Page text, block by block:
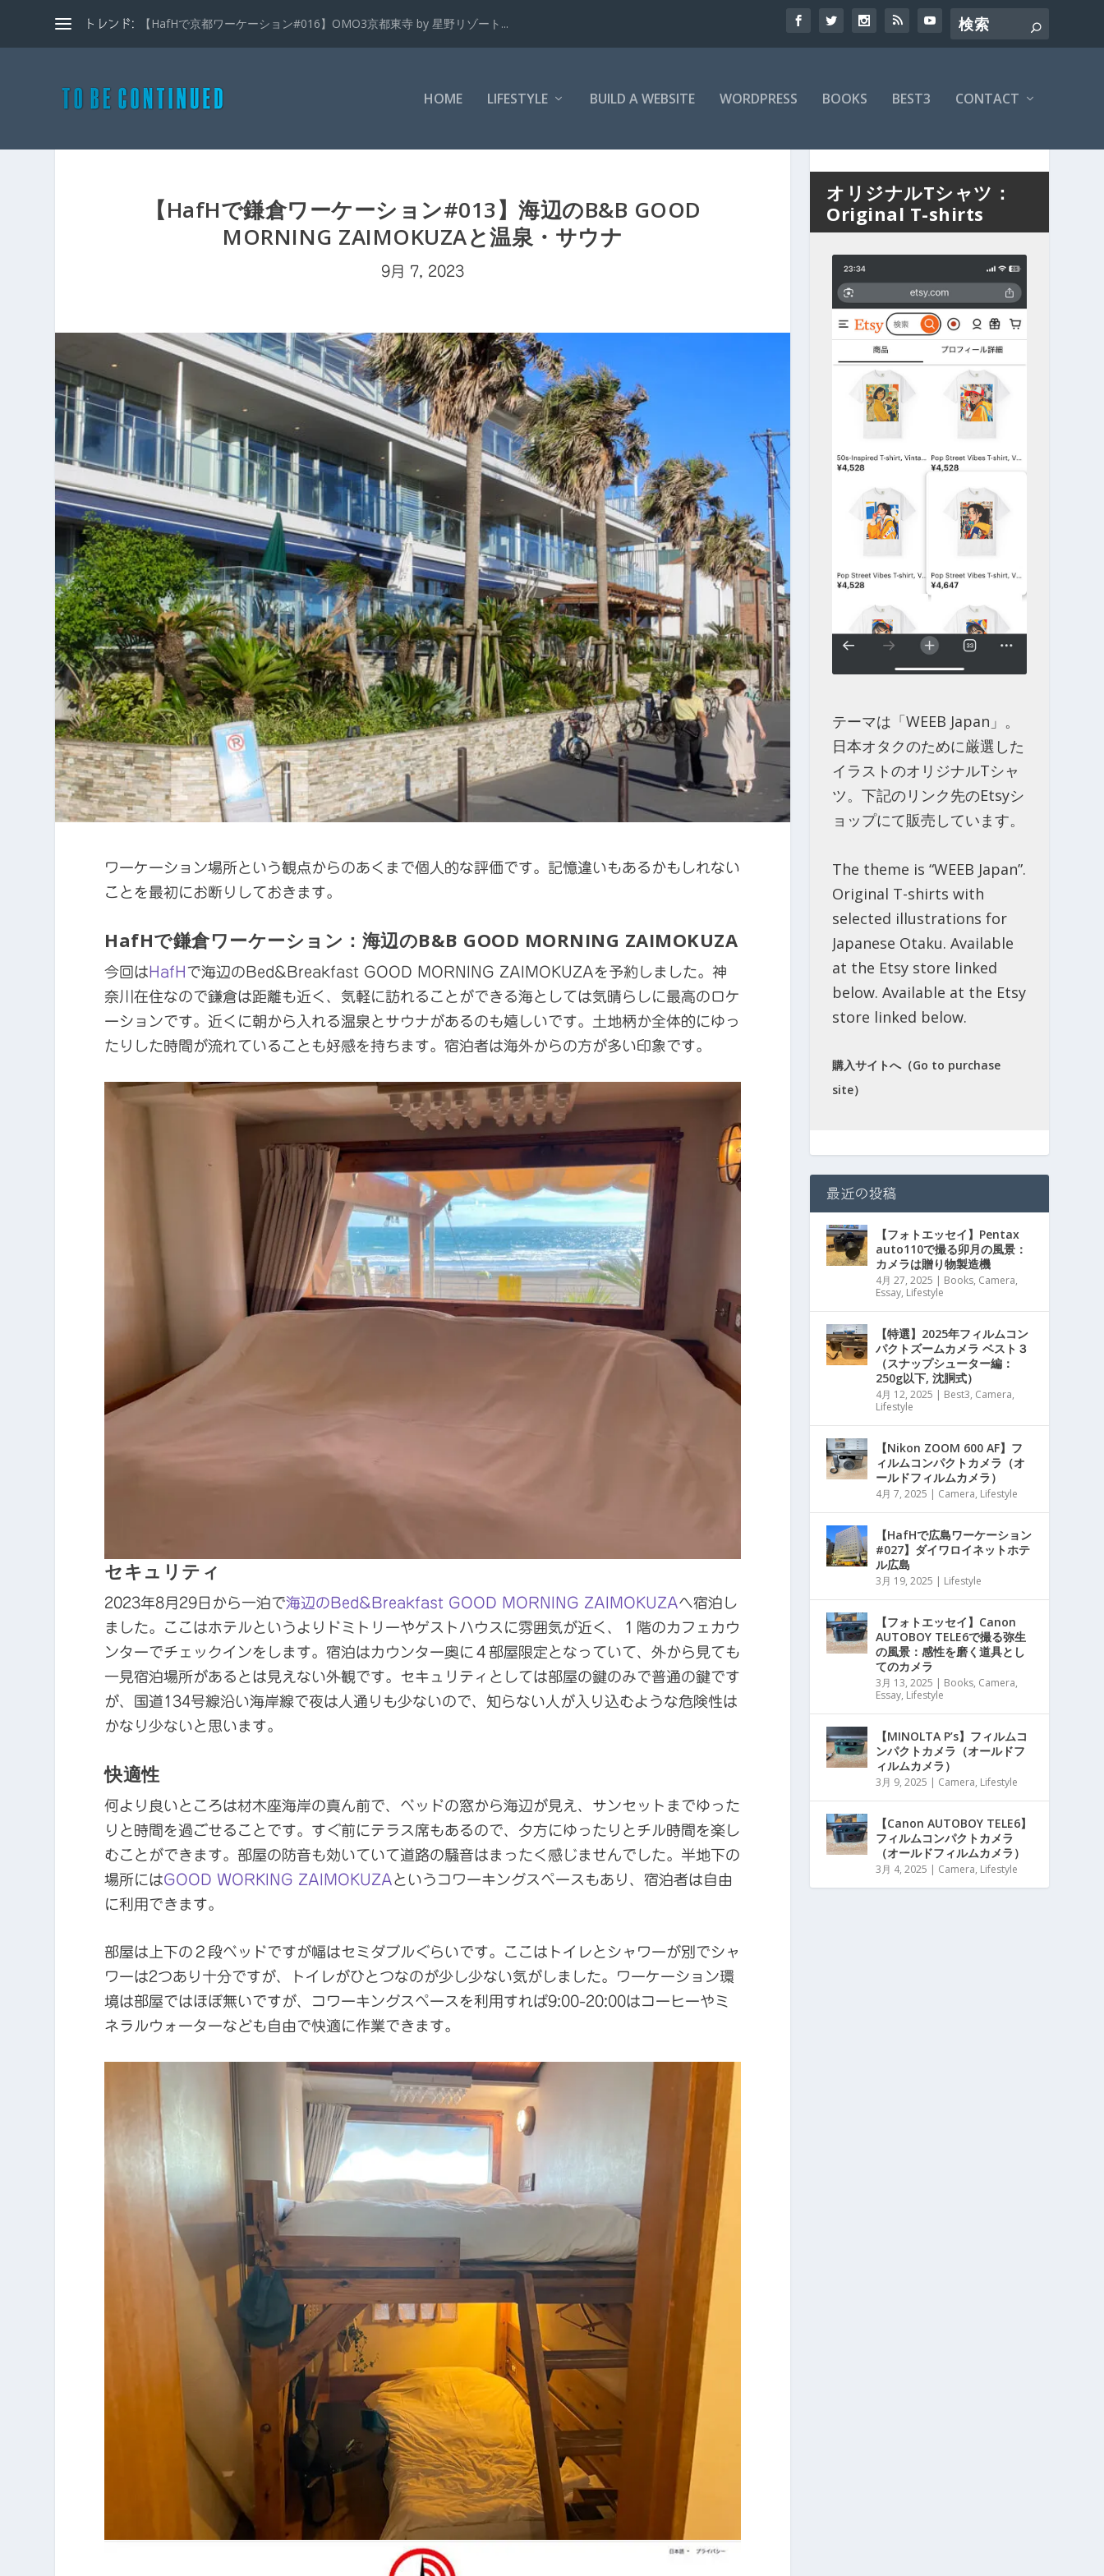
トレンド: 【HafHで京都ワーケーション#016】OMO3京都東寺 by 星野リゾート...
HOME LIFESTYLE BUILD A WEBSITE WORDPRESS BOOKS BEST3 CONTACT
【HafHで鎌倉ワーケーション#013】海辺のB&B GOOD
MORNING ZAIMOKUZAと温泉・サウナ
9月 7, 2023
ワーケーション場所という観点からのあくまで個人的な評価です。記憶違いもあるかもしれない
ことを最初にお断りしておきます。
HafHで鎌倉ワーケーション：海辺のB&B GOOD MORNING ZAIMOKUZA
今回は HafH で海辺のBed&Breakfast GOOD MORNING ZAIMOKUZAを予約しました。神
奈川在住なので鎌倉は距離も近く、気軽に訪れることができる海としては気晴らしに最高のロケ
ーションです。近くに朝から入れる温泉とサウナがあるのも嬉しいです。土地柄か全体的にゆっ
たりした時間が流れていることも好感を持ちます。宿泊者は海外からの方が多い印象です。
セキュリティ
2023年8月29日から一泊で海辺のBed&Breakfast GOOD MORNING ZAIMOKUZAへ宿泊し
ました。ここはホテルというよりドミトリーやゲストハウスに雰囲気が近く、１階のカフェカウ
ンターでチェックインをします。宿泊はカウンター奥に４部屋限定となっていて、外から見ても
一見宿泊場所があるとは見えない外観です。セキュリティとしては部屋の鍵のみで普通の鍵です
が、国道134号線沿い海岸線で夜は人通りも少ないので、知らない人が入り込むような危険性は
かなり少ないと思います。
快適性
何より良いところは材木座海岸の真ん前で、ベッドの窓から海辺が見え、サンセットまでゆった
りと時間を過ごせることです。すぐ前にテラス席もあるので、夕方にゆったりとチル時間を楽し
むことができます。部屋の防音も効いていて道路の騒音はまったく感じませんでした。半地下の
場所にはGOOD WORKING ZAIMOKUZAというコワーキングスペースもあり、宿泊者は自由
に利用できます。
部屋は上下の２段ベッドですが幅はセミダブルぐらいです。ここはトイレとシャワーが別でシャ
ワーは2つあり十分ですが、トイレがひとつなのが少し少ない気がしました。ワーケーション環
境は部屋ではほぼ無いですが、コワーキングスペースを利用すれば9:00-20:00はコーヒーやミ
ネラルウォーターなども自由で快適に作業できます。
オリジナルTシャツ：
Original T-shirts
テーマは「WEEB Japan」。
日本オタクのために厳選した
イラストのオリジナルTシャ
ツ。下記のリンク先のEtsyシ
ョップにて販売しています。
The theme is “WEEB Japan”.
Original T-shirts with
selected illustrations for
Japanese Otaku. Available
at the Etsy store linked
below. Available at the Etsy
store linked below.
購入サイトへ（Go to purchase
site）
最近の投稿
【フォトエッセイ】Pentax
auto110で撮る卯月の風景：
カメラは贈り物製造機
4月 27, 2025 | Books, Camera,
Essay, Lifestyle
【特選】2025年フィルムコン
パクトズームカメラ ベスト３
（スナップシューター編：
250g以下, 沈胴式）
4月 12, 2025 | Best3, Camera,
Lifestyle
【Nikon ZOOM 600 AF】フ
ィルムコンパクトカメラ（オ
ールドフィルムカメラ）
4月 7, 2025 | Camera, Lifestyle
【HafHで広島ワーケーション
#027】ダイワロイネットホテ
ル広島
3月 19, 2025 | Lifestyle
【フォトエッセイ】Canon
AUTOBOY TELE6で撮る弥生
の風景：感性を磨く道具とし
てのカメラ
3月 13, 2025 | Books, Camera,
Essay, Lifestyle
【MINOLTA P’s】フィルムコ
ンパクトカメラ（オールドフ
ィルムカメラ）
3月 9, 2025 | Camera, Lifestyle
【Canon AUTOBOY TELE6】
フィルムコンパクトカメラ
（オールドフィルムカメラ）
3月 4, 2025 | Camera, Lifestyle